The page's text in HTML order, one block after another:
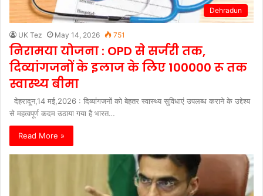
Dehradun
UK Tez May 14, 2026 751
निरामया योजना : OPD से सर्जरी तक,
दिव्यांगजनों के इलाज के लिए 100000 रू तक
स्वास्थ्य बीमा
देहरादून,14 मई,2026 : दिव्यांगजनों को बेहतर स्वास्थ्य सुविधाएं उपलब्ध कराने के उद्देश्य
से महत्वपूर्ण कदम उठाया गया है भारत…
Read More »